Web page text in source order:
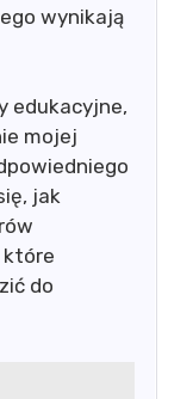
wynikają
edukacyjne,
mojej
jak
które
do